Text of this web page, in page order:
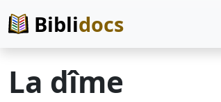
Biblidocs
La dîme